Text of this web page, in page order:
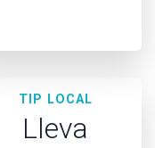
TIP LOCAL
Lleva